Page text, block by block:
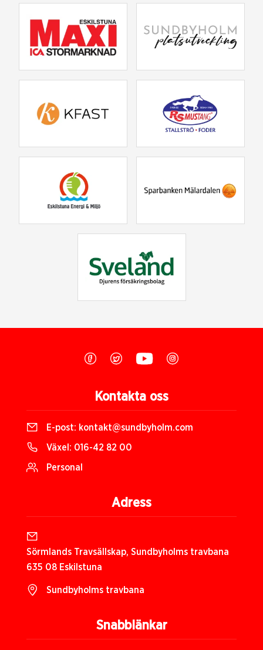
Snabblänkar
Kontakta oss
E-post: kontakt@sundbyholm.com
Växel: 016-42 82 00
Personal
Adress
Sörmlands Travsällskap, Sundbyholms travbana
635 08 Eskilstuna
Sundbyholms travbana